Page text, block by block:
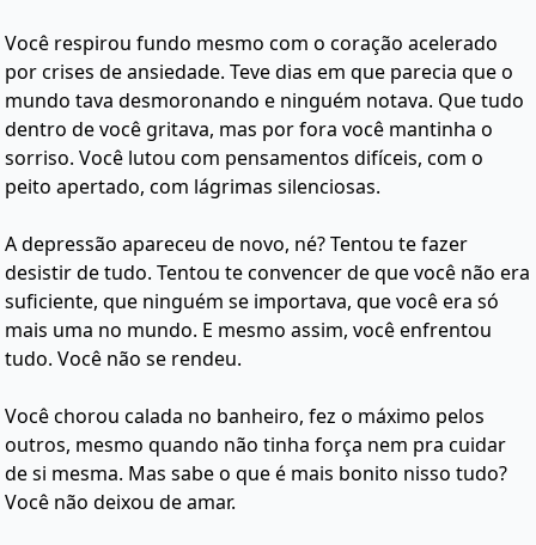
Você respirou fundo mesmo com o coração acelerado
por crises de ansiedade. Teve dias em que parecia que o
mundo tava desmoronando e ninguém notava. Que tudo
dentro de você gritava, mas por fora você mantinha o
sorriso. Você lutou com pensamentos difíceis, com o
peito apertado, com lágrimas silenciosas.
A depressão apareceu de novo, né? Tentou te fazer
desistir de tudo. Tentou te convencer de que você não era
suficiente, que ninguém se importava, que você era só
mais uma no mundo. E mesmo assim, você enfrentou
tudo. Você não se rendeu.
Você chorou calada no banheiro, fez o máximo pelos
outros, mesmo quando não tinha força nem pra cuidar
de si mesma. Mas sabe o que é mais bonito nisso tudo?
Você não deixou de amar.